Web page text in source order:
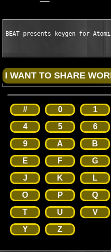
BEAT presents keygen for
# 0 1
4
5 6
9
A B
E
F G
J
K L
O
P Q
T
U V
Y
Z